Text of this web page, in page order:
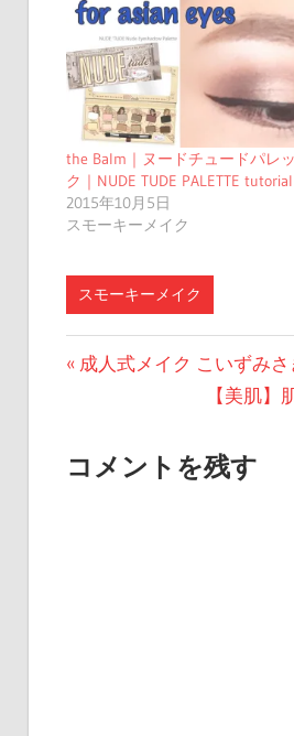
the Balm｜ヌードチュードパレ
ク｜NUDE TUDE PALETTE tutorial
2015年10月5日
スモーキーメイク
スモーキーメイク
投
ナ
前
稿:
成人式メイク こいずみさ
次
投
【美肌
コメントを残す